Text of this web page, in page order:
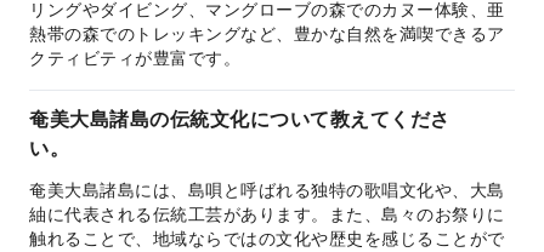
リングやダイビング、マングローブの森でのカヌー体験、亜
熱帯の森でのトレッキングなど、豊かな自然を満喫できるア
クティビティが豊富です。
奄美大島諸島の伝統文化について教えてくださ
い。
奄美大島諸島には、島唄と呼ばれる独特の歌唱文化や、大島
紬に代表される伝統工芸があります。また、島々のお祭りに
触れることで、地域ならではの文化や歴史を感じることがで